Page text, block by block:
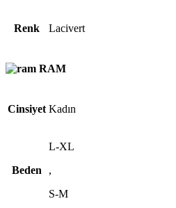
Renk Lacivert
RAM
Cinsiyet Kadın
Beden
L-XL
,
S-M